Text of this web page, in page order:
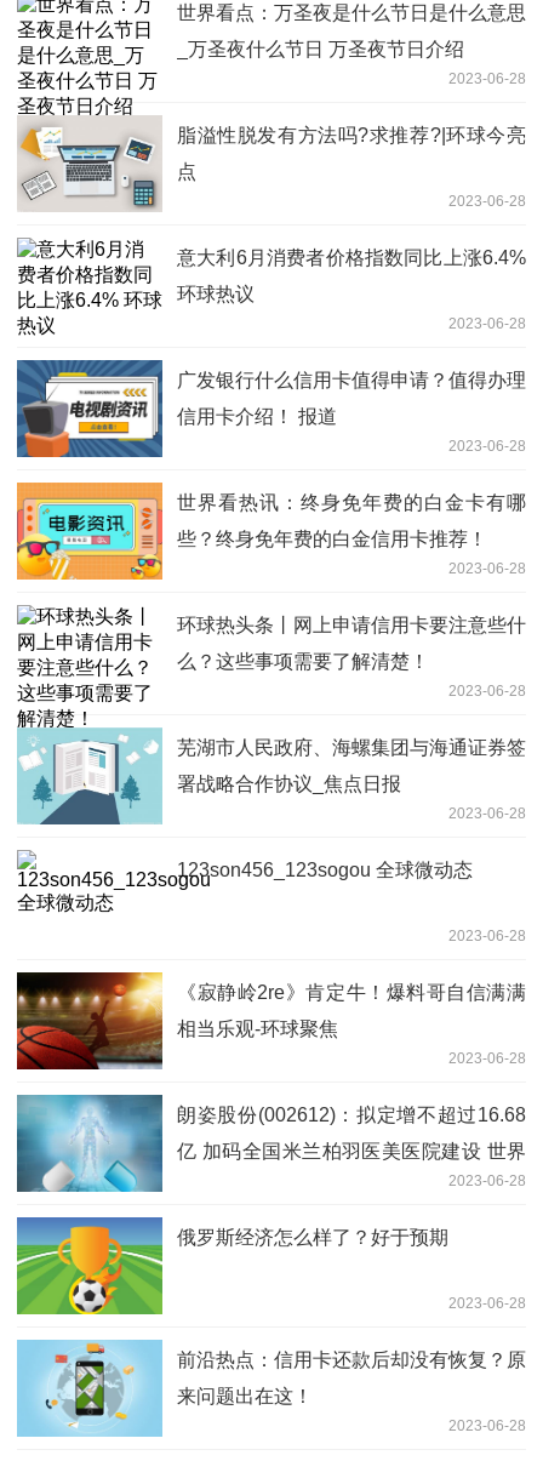
世界看点：万圣夜是什么节日是什么意思
_万圣夜什么节日 万圣夜节日介绍
2023-06-28
脂溢性脱发有方法吗?求推荐?|环球今亮
点
2023-06-28
意大利6月消费者价格指数同比上涨6.4%
环球热议
2023-06-28
广发银行什么信用卡值得申请？值得办理
信用卡介绍！ 报道
2023-06-28
世界看热讯：终身免年费的白金卡有哪
些？终身免年费的白金信用卡推荐！
2023-06-28
环球热头条丨网上申请信用卡要注意些什
么？这些事项需要了解清楚！
2023-06-28
芜湖市人民政府、海螺集团与海通证券签
署战略合作协议_焦点日报
2023-06-28
123son456_123sogou 全球微动态
2023-06-28
《寂静岭2re》肯定牛！爆料哥自信满满
相当乐观-环球聚焦
2023-06-28
朗姿股份(002612)：拟定增不超过16.68
亿 加码全国米兰柏羽医美医院建设 世界
2023-06-28
俄罗斯经济怎么样了？好于预期
2023-06-28
前沿热点：信用卡还款后却没有恢复？原
来问题出在这！
2023-06-28